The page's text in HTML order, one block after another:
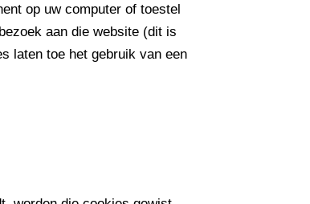
op uw computer of toestel
aan die website (dit is
laten toe het gebruik van een